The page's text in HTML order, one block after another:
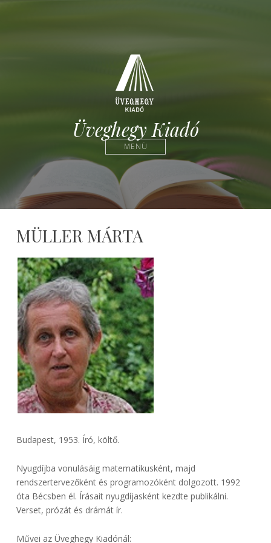
Üveghegy Kiadó
MENÜ
MÜLLER MÁRTA
Budapest, 1953. Író, költő.
Nyugdíjba vonulásáig matematikusként, majd
rendszertervezőként és programozóként dolgozott. 1992
óta Bécsben él. Írásait nyugdíjasként kezdte publikálni.
Verset, prózát és drámát ír.
Művei az Üveghegy Kiadónál: